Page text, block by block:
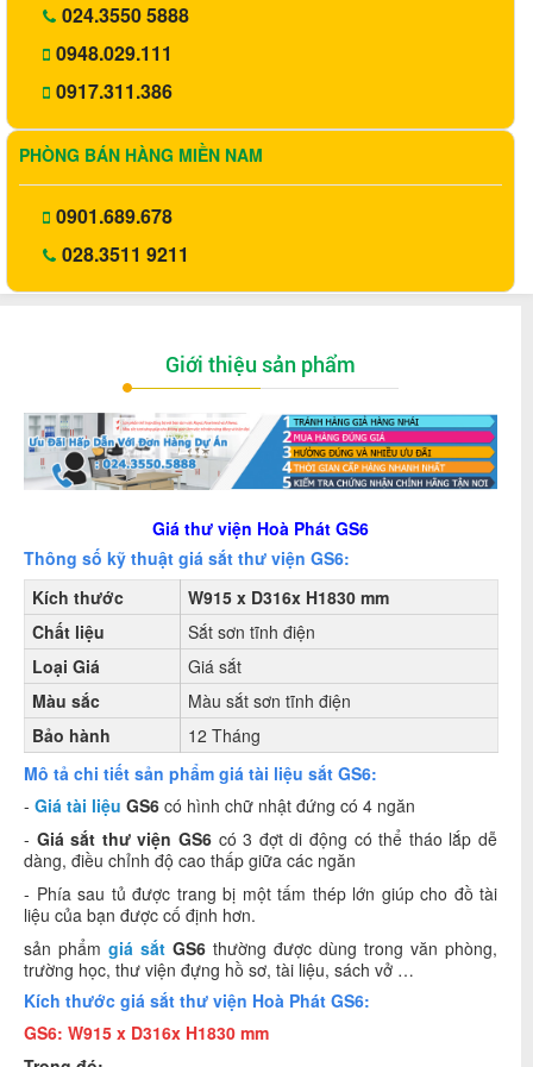
024.3550 5888
0948.029.111
0917.311.386
PHÒNG BÁN HÀNG MIỀN NAM
0901.689.678
028.3511 9211
Giới thiệu sản phẩm
Giá thư viện Hoà Phát GS6
Thông số kỹ thuật giá sắt thư viện GS6:
Kích thước
W915 x D316x H1830 mm
Chất liệu
Sắt sơn tĩnh điện
Loại Giá
Giá sắt
Màu sắc
Màu sắt sơn tĩnh điện
Bảo hành
12 Tháng
Mô tả chi tiết sản phẩm giá tài liệu sắt GS6:
- Giá tài liệu GS6 có hình chữ nhật đứng có 4 ngăn
- Giá sắt thư viện GS6 có 3 đợt di động có thể tháo lắp dễ
dàng, điều chỉnh độ cao thấp giữa các ngăn
- Phía sau tủ được trang bị một tấm thép lớn giúp cho đồ tài
liệu của bạn được cố định hơn.
sản phẩm giá sắt GS6 thường được dùng trong văn phòng,
trường học, thư viện đựng hồ sơ, tài liệu, sách vở …
Kích thước giá sắt thư viện Hoà Phát GS6:
GS6: W915 x D316x H1830 mm